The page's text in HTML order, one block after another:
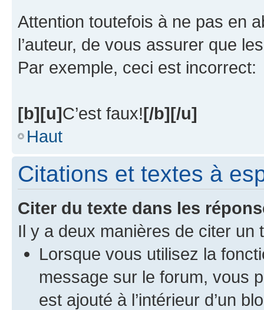
Attention toutefois à ne pas en
l’auteur, de vous assurer que
Par exemple, ceci est incorrect:
[b][u]C’est faux![/b][/u]
Haut
Citations et textes à
Citer du texte dans les
Il y a deux manières de citer
Lorsque vous utilisez la
message sur le forum, vous
est ajouté à l’intérieur d’un